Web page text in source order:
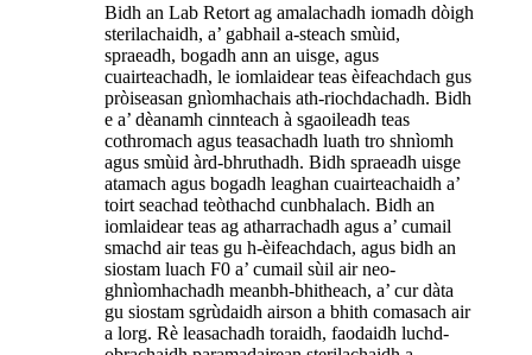
Bidh an Lab Retort ag amalachadh iomadh dòigh
sterilachaidh, a’ gabhail a-steach smùid,
spraeadh, bogadh ann an uisge, agus
cuairteachadh, le iomlaidear teas èifeachdach gus
pròiseasan gnìomhachais ath-riochdachadh. Bidh
e a’ dèanamh cinnteach à sgaoileadh teas
cothromach agus teasachadh luath tro shnìomh
agus smùid àrd-bhruthadh. Bidh spraeadh uisge
atamach agus bogadh leaghan cuairteachaidh a’
toirt seachad teòthachd cunbhalach. Bidh an
iomlaidear teas ag atharrachadh agus a’ cumail
smachd air teas gu h-èifeachdach, agus bidh an
siostam luach F0 a’ cumail sùil air neo-
ghnìomhachadh meanbh-bhitheach, a’ cur dàta
gu siostam sgrùdaidh airson a bhith comasach air
a lorg. Rè leasachadh toraidh, faodaidh luchd-